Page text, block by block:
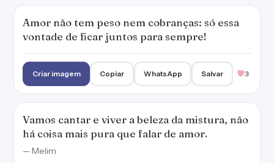
Amor não tem peso nem cobranças: só essa
vontade de ficar juntos para sempre!
Criar imagem Copiar WhatsApp Salvar 3
Vamos cantar e viver a beleza da mistura, não
há coisa mais pura que falar de amor.
— Melim